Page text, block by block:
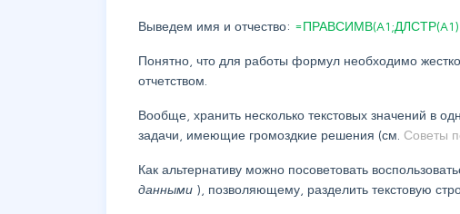
Выведем имя и отчество:
Понятно, что для работы формул необходимо
отчетством.
Вообще, хранить несколько текстовых значений в
задачи, имеющие громоздкие решения (см. Советы
Как альтернативу можно посоветовать
данными ), позволяющему, разделить текстовую